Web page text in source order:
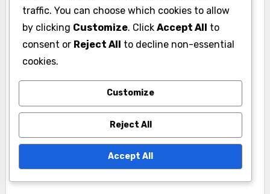
Techniki ćwiczeń dla
serwisów z rotacją boczną
Aby poprawić swój serwis z rotacją boczną,
zacznij od ćwiczeń celności, koncentrując się na
uchwycie i pozycjonowaniu ciała. Ćwicz
serwowanie do konkretnych celów na korcie, co
pomaga rozwijać dokładność i kontrolę. Użyj
stożków lub znaczników, aby stworzyć cele dla
swoich serwisów.
traffic. You can choose which cookies to allow
by clicking Customize. Click Accept All to
consent or Reject All to decline non-essential
cookies.
Customize
Reject All
Accept All